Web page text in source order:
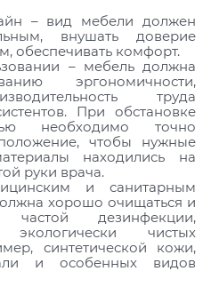
– вид мебели должен
внушать доверие
обеспечивать комфорт.
– мебель должна
эргономичности,
труда
При обстановке
необходимо точно
чтобы нужные
находились на
руки врача.
и санитарным
хорошо очищаться и
дезинфекции,
чистых
синтетической кожи,
и особенных видов